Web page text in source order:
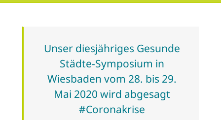
Unser diesjähriges Gesunde
Städte-Symposium in
Wiesbaden vom 28. bis 29.
Mai 2020 wird abgesagt
#Coronakrise